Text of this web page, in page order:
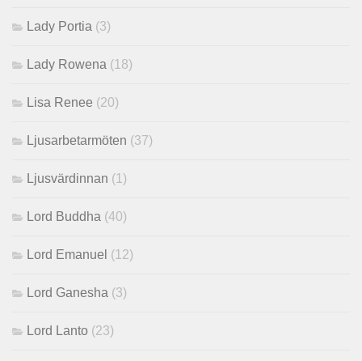
Lady Portia (3)
Lady Rowena (18)
Lisa Renee (20)
Ljusarbetarmöten (37)
Ljusvärdinnan (1)
Lord Buddha (40)
Lord Emanuel (12)
Lord Ganesha (3)
Lord Lanto (23)